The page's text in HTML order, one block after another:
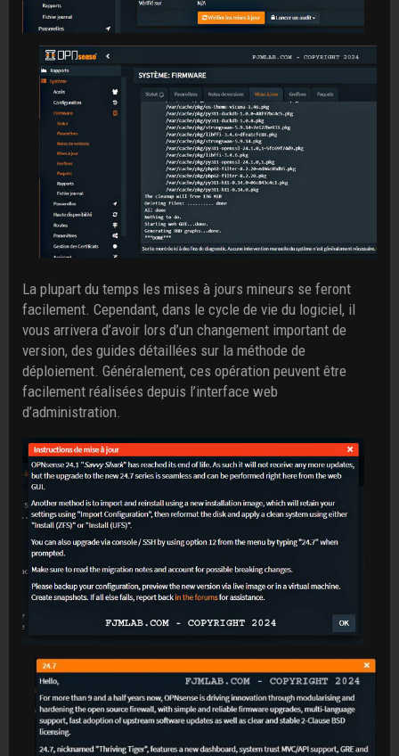
La plupart du temps les mises à jours mineurs se feront
facilement. Cependant, dans le cycle de vie du logiciel, il
vous arrivera d’avoir lors d’un changement important de
version, des guides détaillées sur la méthode de
déploiement. Généralement, ces opération peuvent être
facilement réalisées depuis l’interface web
d’administration.